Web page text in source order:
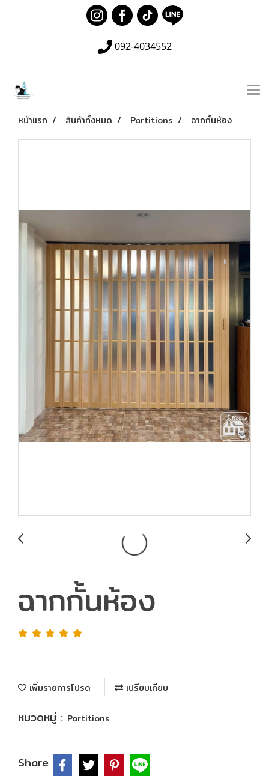
092-4034552
หน้าแรก สินค้าทั้งหมด Partitions ฉากกั้นห้อง
ฉากกั้นห้อง
เพิ่มรายการโปรด เปรียบเทียบ
หมวดหมู่ : Partitions
Share